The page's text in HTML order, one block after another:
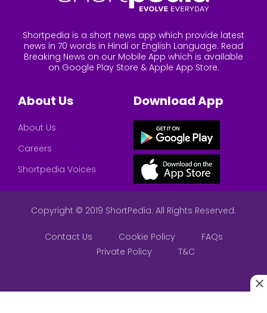
Shortpedia is a short news app which provide latest
news in 70 words in Hindi or English Language. Read
Breaking News on our Mobile App which is available
on Google Play Store & Apple App Store.
About Us
About Us
Careers
Shortpedia Voices
Download App
Copyright © 2019 ShortPedia. All Rights Reserved.
Contact Us Cookie Policy
FAQs
Private Policy
T&C